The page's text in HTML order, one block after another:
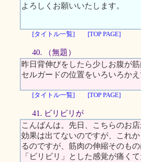
よろしくお願いいたします。
[タイトル一覧]
[TOP PAGE]
40. （無題）
昨日背伸びをしたら少しお腹が
セルガードの位置をいろいろかえ
[タイトル一覧] [TOP PAGE]
41. ビリビリが
こんばんは。先日、こちらのお
効果は出てないのですが、これ
るのですが、筋肉の伸縮そのも
「ビリビリ」とした感覚が痛く